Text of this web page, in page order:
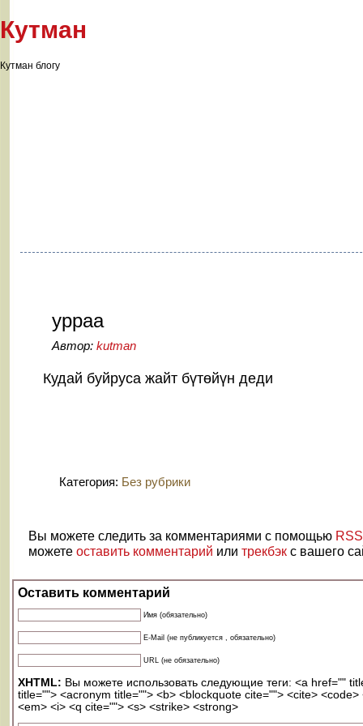
Кутман
Кутман блогу
урраа
Автор: kutman
Кудай буйруса жайт бүтөйүн деди
Категория: Без рубрики
Вы можете следить за комментариями с помощью
можете оставить комментарий или трекбэк с вашего
Оставить комментарий
Имя (обязательно)
E-Mail (не публикуется , обязательно)
URL (не обязательно)
XHTML: Вы можете использовать следующие теги: <a href=""
title=""> <acronym title=""> <b> <blockquote cite=""> <cite>
<em> <i> <q cite=""> <s> <strike> <strong>